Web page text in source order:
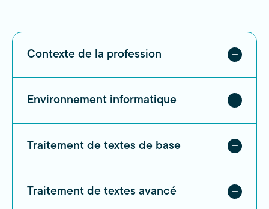
Contexte de la profession
Environnement informatique
Traitement de textes de base
Traitement de textes avancé